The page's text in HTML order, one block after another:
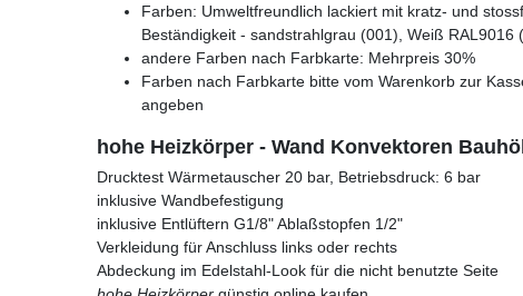
Farben: Umweltfreundlich lackiert mit kratz- und
Beständigkeit - sandstrahlgrau (001), Weiß RAL9016
andere Farben nach Farbkarte: Mehrpreis 30%
Farben nach Farbkarte bitte vom Warenkorb zur
angeben
hohe Heizkörper - Wand Konvektoren
Drucktest Wärmetauscher 20 bar, Betriebsdruck: 6 bar
inklusive Wandbefestigung
inklusive Entlüftern G1/8" Ablaßstopfen 1/2"
Verkleidung für Anschluss links oder rechts
Abdeckung im Edelstahl-Look für die nicht benutzte Seite